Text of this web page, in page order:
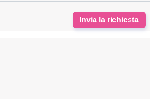
Invia la richiesta